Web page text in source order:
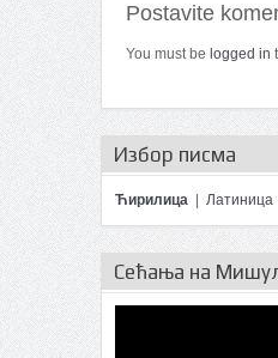
Postavite
You must be logged in
Избор писма
Ћирилица Латиница
Сећања на